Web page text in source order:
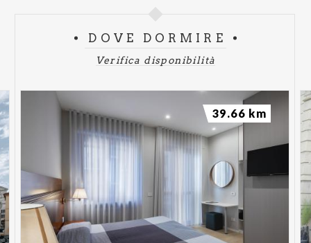
DOVE DORMIRE
Verifica disponibilità
39.66 km